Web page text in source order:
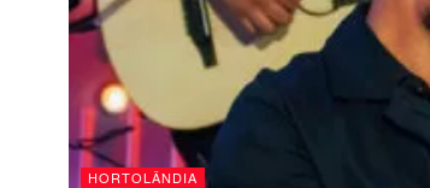
HORTOLÂNDIA